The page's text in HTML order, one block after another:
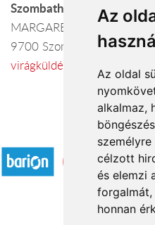
Az
Az oldal
alkalmaz,
célzott
és elemzi
honnan
Szombathely
MARGARÉTA VIRÁGSZALON
9700 Szombathely, Fő tér
virágküldés Szombathely
Elfogadott